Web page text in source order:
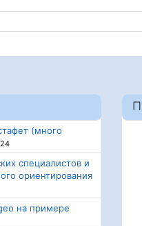
(много
специалистов и
ориентирования
на примере